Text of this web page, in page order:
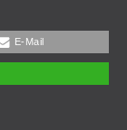
E-Mail